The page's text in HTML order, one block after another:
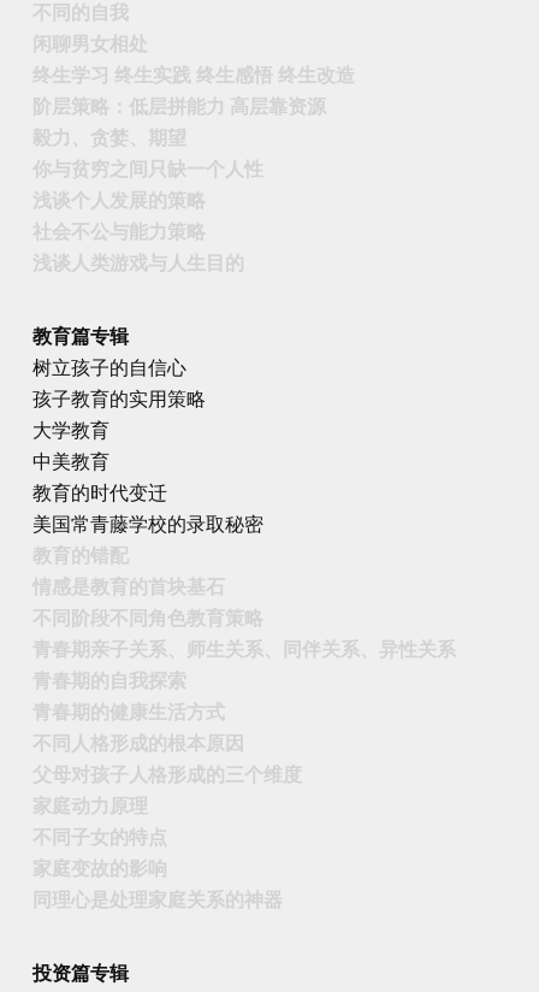
不同的自我
闲聊男女相处
终生学习 终生实践 终生感悟 终生改造
阶层策略：低层拼能力 高层靠资源
毅力、贪婪、期望
你与贫穷之间只缺一个人性
浅谈个人发展的策略
社会不公与能力策略
浅谈人类游戏与人生目的
教育篇专辑
树立孩子的自信心
孩子教育的实用策略
大学教育
中美教育
教育的时代变迁
美国常青藤学校的录取秘密
教育的错配
情感是教育的首块基石
不同阶段不同角色教育策略
青春期亲子关系、师生关系、同伴关系、异性关系
青春期的自我探索
青春期的健康生活方式
不同人格形成的根本原因
父母对孩子人格形成的三个维度
家庭动力原理
不同子女的特点
家庭变故的影响
同理心是处理家庭关系的神器
投资篇专辑